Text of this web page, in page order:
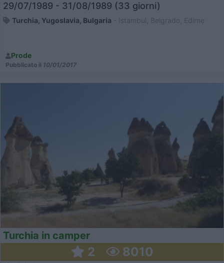
29/07/1989 - 31/08/1989 (33 giorni)
Turchia, Yugoslavia, Bulgaria - Istambul, Belgrado, Edirne
Prode
Pubblicato il 10/01/2017
Turchia in camper
2 8010